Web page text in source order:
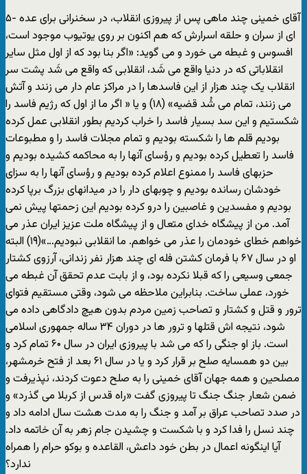
۵- آقای خمينی چند ماهی پس از پيروزی انقلاب، در سخنرانی برای عده
ای از سران و حلقه اسرارش که هم اکنون بر روی يوتيوب موجود است،
افسوس و غبطه می خورد و می گويد: «اگر بنا بود که از اول مثل ساير
انقلاباتی که در دنيا واقع می شَد، انقلابی که واقع می شَد پشت سر
انقلاب يک چند هزار از اين فاسدها را در مراکز عام دار می زنند و آتش
می زنند، تمام می شُد قضيه» (۱۸) و يا « اگر ما از اول که رژيم فاسد را
شکستيم و اين سد بسيار فاسد را خراب کرديم بطور انقلابی عمل کرده
بوديم قلم ها را شکسته بوديم و تمام مجلات فاسد را و مطبوعات
فاسد را تعطيل کرده بوديم و رؤسای آنها را به محاکمه کشيده بوديم و
حزبهای فاسد را ممنوع اعلام کرده بوديم و رؤسای آنها را به سزای
خودشان رسانده بوديم و چوبهای دار را در ميدانهای بزرگ برپا کرده
بوديم و مفسدين و غاصبين را درو کرده بوديم اين زحمتها پيش نمی
آمد. من از پيشگاه خدای متعال و از پيشگاه ملت عزيز ايران عذر می
خواهم خطای خودمان را عذر می خواهم. ما انقلابی نبوديم…»(۱۹) البته
او در سال ۶۷ با فرمان کشتن فله ای چند هزار نفر زندانی، آرزوی کشتار
جمعی وسيعی را که قبلا نکرده بود، و از بابت عدم تحقق آن غبطه می
خورد، عملی ساخت. بنابراين ملاحظه می شود، وقتی مستقيم فتوای
ترور و قتل و کشتار و تصاحب زمين مردم بدون هيچ دادگاهی داده می
شود، نتيجه اش قتلها و ترور ها در دوران ۳۴ ساله جمهوری اسلامی
است. باز او جنگی را که می شد با پيروزی ايران در سال ۶۰ تمام کرد و
بين دو همسايه صلح بر قرار کرد و يا در سال ۶۱ بعد از فتح خرمشهر،
مصلحين و همه جهان آقای خمينی را به صلح دعوت کردند، نپذيرفت و
ضمن شعار جنگ جنگ تا پيروزی گفت «راه قدس از کربلا می گذرد» و
در صدد تصاحب عراق بر آمد و جنگ را به مدت هشت سال ادامه داد و
چند نسل را فدا کرد و با شکست و چشيدن جام زهر به آن خاتمه داد.
آيا اينگونه اعمال در بطن خود داعش، القاعده و بوکو حرام را همراه
ندارد؟